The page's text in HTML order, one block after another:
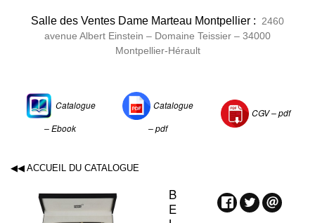
Salle des Ventes Dame Marteau Montpellier :
2460
avenue Albert Einstein – Domaine Teissier – 34000
Montpellier-Hérault
Catalogue
– Ebook
Catalogue
– pdf
CGV –pdf
◀◀ ACCUEIL DU CATALOGUE
B
E